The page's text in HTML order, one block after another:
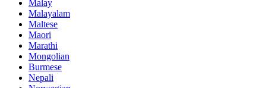
Malay
Malayalam
Maltese
Maori
Marathi
Mongolian
Burmese
Nepali